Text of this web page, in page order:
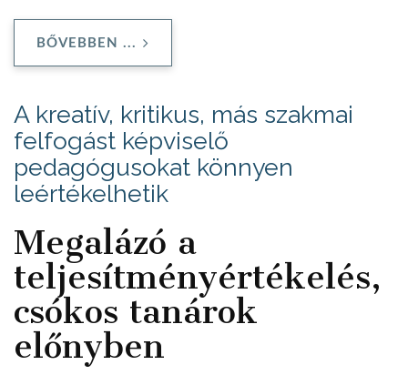
BŐVEBBEN ...
A kreatív, kritikus, más szakmai
felfogást képviselő
pedagógusokat könnyen
leértékelhetik
Megalázó a
teljesítményértékelés,
csókos tanárok
előnyben